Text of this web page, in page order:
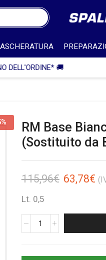
🎁 SPEDIZIONE IN ITALIA
RM Base
(Sostituito da
115,96€ 63,78€
Lt. 0,5